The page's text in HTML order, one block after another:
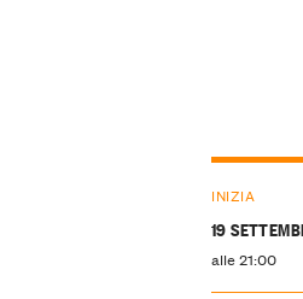
INIZIA
19
alle 21:00